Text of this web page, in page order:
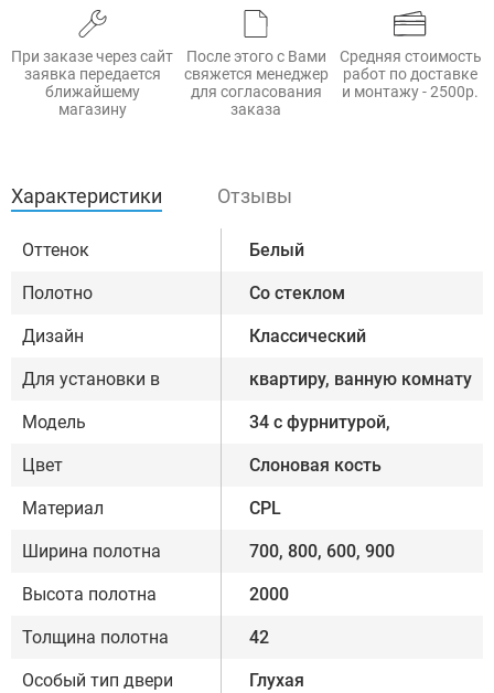
При заказе через сайт
заявка передается
ближайшему
магазину
После этого с Вами
свяжется менеджер
для согласования
заказа
Средняя стоимость
работ по доставке
и монтажу - 2500р.
Характеристики Отзывы
Оттенок Белый
Полотно Со стеклом
Дизайн Классический
Для установки в квартиру, ванную комнату
Модель 34 с фурнитурой,
Цвет Слоновая кость
Материал CPL
Ширина полотна 700, 800, 600, 900
Высота полотна 2000
Толщина полотна 42
Особый тип двери Глухая